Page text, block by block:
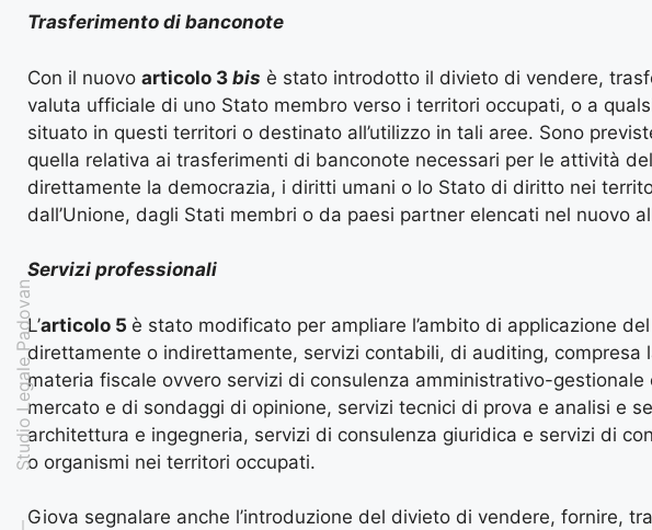
Studio Legale Padovan
Trasferimento di banconote
Con il nuovo articolo 3 bis è stato introdotto il divieto di vendere,
valuta ufficiale di uno Stato membro verso i territori occupati, o a
situato in questi territori o destinato all’utilizzo in tali aree. Sono
quella relativa ai trasferimenti di banconote necessari per le attività
direttamente la democrazia, i diritti umani o lo Stato di diritto nei
dall’Unione, dagli Stati membri o da paesi partner elencati nel nuovo
Servizi professionali
L’articolo 5 è stato modificato per ampliare l’ambito di applicazione
direttamente o indirettamente, servizi contabili, di auditing, compresa
materia fiscale ovvero servizi di consulenza amministrativo-
mercato e di sondaggi di opinione, servizi tecnici di prova e analisi e
architettura e ingegneria, servizi di consulenza giuridica e servizi di
o organismi nei territori occupati.
Giova segnalare anche l’introduzione del divieto di vendere, fornire,